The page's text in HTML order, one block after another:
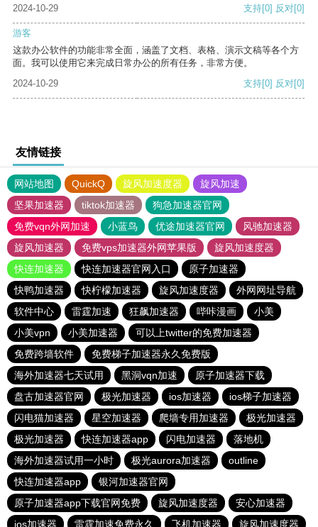
2024-10-29
支持[0] 反对[0]
游客
这款办公软件的功能非常全面，涵盖了文档、表格、演示文稿等各个方
面。我可以使用它来完成日常办公的所有任务，非常方便。
2024-10-29
支持[0] 反对[0]
友情链接
网站地图 QuickQ 旋风加速度器
旋风加速
坚果加速器
tiktok加速器
狗急加速器官网
免费vqn外网加速
小蓝鸟 优途加速器官网
风驰加速器
旋风加速器
免费vps加速器外网苹果版
旋风加速度器
快连加速器
快连加速器官网入口
原子加速器
快鸭加速器
快柠檬加速器 旋风加速度器
外网网址导航
软件中心
雷霆加速 狂飙加速器 哔咔漫画
小美
小美vpn
小美加速器
可以上twitter的免费加速器
免费跨墙软件
免费梯子加速器永久免费版
海外加速器七天试用
黑洞vqn加速
原子加速器下载
盘古加速器官网
极光加速器 ios加速器
ios梯子加速器
闪电猫加速器
星空加速器 爬墙专用加速器
极光加速器
极光加速器
快连加速器app 闪电加速器
落地机
海外加速器试用一小时
极光aurora加速器
outline
快连加速器app
银河加速器官网
原子加速器app下载官网免费
旋风加速度器
安心加速器
ios加速器
雷霆加速免费永久 飞机加速器 旋风加速度器